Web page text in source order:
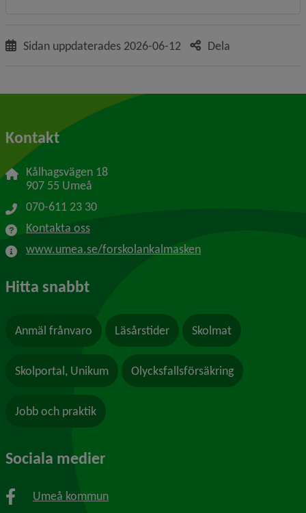
Sidan uppdaterades 2026-06-12 Dela
Kontakt
Kålhagsvägen 18
907 55 Umeå
070-611 23 30
Kontakta oss
www.umea.se/forskolankalmasken
Hitta snabbt
Anmäl frånvaro Läsårstider Skolmat
Skolportal, Unikum Olycksfallsförsäkring
Jobb och praktik
Sociala medier
Umeå kommun